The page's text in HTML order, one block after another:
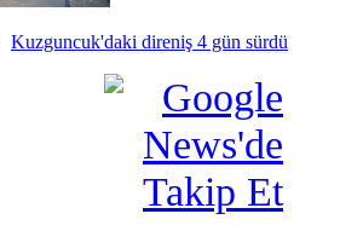
Kuzguncuk'daki direniş 4 gün sürdü